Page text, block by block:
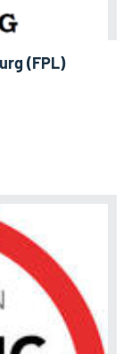
(FPL)